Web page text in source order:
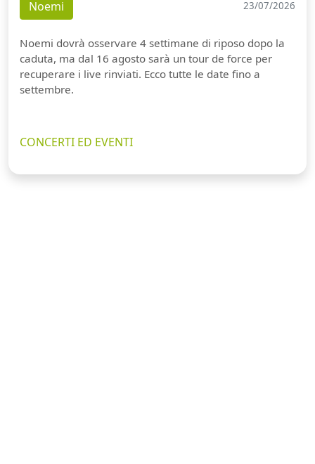
Noemi 23/07/2026
Noemi dovrà osservare 4 settimane di riposo dopo la
caduta, ma dal 16 agosto sarà un tour de force per
recuperare i live rinviati. Ecco tutte le date fino a
settembre.
CONCERTI ED EVENTI